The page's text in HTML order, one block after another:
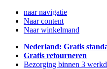
naar navigatie
Naar content
Naar winkelmand
Nederland: Gratis
Gratis retourneren
Bezorging binnen 3